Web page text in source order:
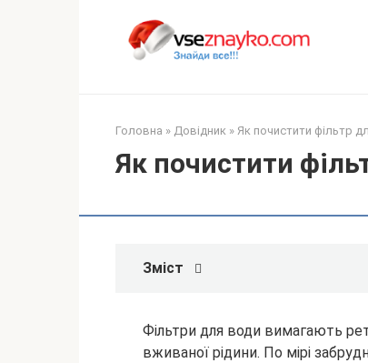
Головна » Довідник » Як почистити фільтр
Як почистити
Зміст
Фільтри для води вимагають
вживаної рідини. По мірі